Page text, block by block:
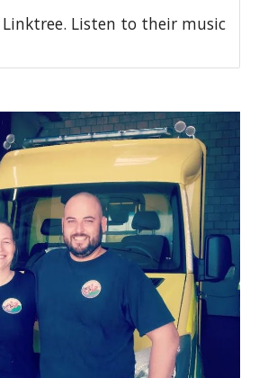
Linktree. Listen to their music